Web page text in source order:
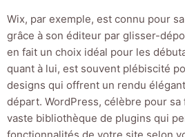
Wix, par exemple, est connu pour
grâce à son éditeur par glisser-
en fait un choix idéal pour les
quant à lui, est souvent plébiscité
designs qui offrent un rendu
départ. WordPress, célèbre pour sa
vaste bibliothèque de plugins qui